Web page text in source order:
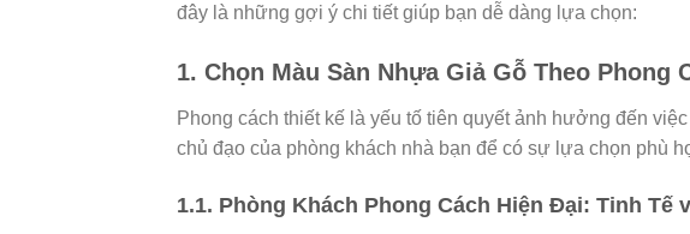
đây là những gợi ý chi tiết giúp bạn dễ dàng lựa chọn:
1. Chọn Màu Sàn Nhựa Giả Gỗ Theo Phong
Phong cách thiết kế là yếu tố tiên quyết ảnh hưởng đến
chủ đạo của phòng khách nhà bạn để có sự lựa chọn phù
1.1. Phòng Khách Phong Cách Hiện Đại: Tinh Tế